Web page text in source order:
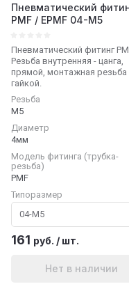
Пневматический
PMF / EPMF 04-M5
Пневматический фитинг
Резьба внутренняя - цанга,
прямой, монтажная резьба
гайкой.
Резьба
М5
Диаметр
4мм
Модель фитинга (трубка-
резьба)
PMF
Типоразмер
161 руб. / шт.
Нет в наличии